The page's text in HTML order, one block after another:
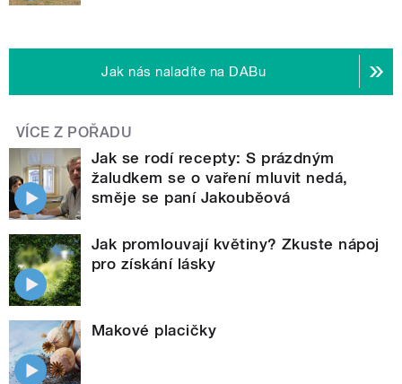
Jak nás naladíte na DABu
VÍCE Z POŘADU
Jak se rodí recepty: S prázdným
žaludkem se o vaření mluvit nedá,
směje se paní Jakouběová
Jak promlouvají květiny? Zkuste nápoj
pro získání lásky
Makové placičky